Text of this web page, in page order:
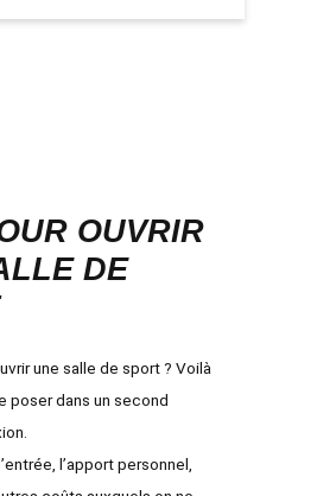
OUVRIR
DE
une salle de sport? Voilà
poser dans un second
l’apport personnel,